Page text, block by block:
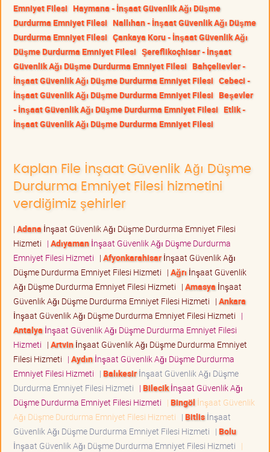
Emniyet Filesi Haymana - İnşaat Güvenlik Ağı Düşme
Durdurma Emniyet Filesi Nallıhan - İnşaat Güvenlik Ağı Düşme
Durdurma Emniyet Filesi Çankaya Koru - İnşaat Güvenlik Ağı
Düşme Durdurma Emniyet Filesi Şereflikoçhisar - İnşaat
Güvenlik Ağı Düşme Durdurma Emniyet Filesi Bahçelievler -
İnşaat Güvenlik Ağı Düşme Durdurma Emniyet Filesi Cebeci -
İnşaat Güvenlik Ağı Düşme Durdurma Emniyet Filesi Beşevler
- İnşaat Güvenlik Ağı Düşme Durdurma Emniyet Filesi Etlik -
İnşaat Güvenlik Ağı Düşme Durdurma Emniyet Filesi
Kaplan File İnşaat Güvenlik Ağı Düşme
Durdurma Emniyet Filesi hizmetini
verdiğimiz şehirler
| Adana İnşaat Güvenlik Ağı Düşme Durdurma Emniyet Filesi
Hizmeti | Adıyamanİnşaat Güvenlik Ağı Düşme Durdurma
Emniyet Filesi Hizmeti | Afyonkarahisarİnşaat Güvenlik Ağı
Düşme Durdurma Emniyet Filesi Hizmeti | Ağrı İnşaat Güvenlik
Ağı Düşme Durdurma Emniyet Filesi Hizmeti | Amasya İnşaat
Güvenlik Ağı Düşme Durdurma Emniyet Filesi Hizmeti | Ankara
İnşaat Güvenlik Ağı Düşme Durdurma Emniyet Filesi Hizmeti |
Antalya İnşaat Güvenlik Ağı Düşme Durdurma Emniyet Filesi
Hizmeti | Artvinİnşaat Güvenlik Ağı Düşme Durdurma Emniyet
Filesi Hizmeti | Aydınİnşaat Güvenlik Ağı Düşme Durdurma
Emniyet Filesi Hizmeti | Balıkesirİnşaat Güvenlik Ağı Düşme
Durdurma Emniyet Filesi Hizmeti | Bilecikİnşaat Güvenlik Ağı
Düşme Durdurma Emniyet Filesi Hizmeti | Bingöl İnşaat Güvenlik
Ağı Düşme Durdurma Emniyet Filesi Hizmeti | Bitlisİnşaat
Güvenlik Ağı Düşme Durdurma Emniyet Filesi Hizmeti | Bolu
İnşaat Güvenlik Ağı Düşme Durdurma Emniyet Filesi Hizmeti |